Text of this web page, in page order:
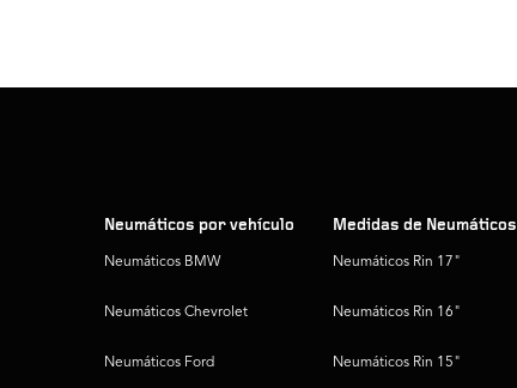
Neumáticos por vehículo
Neumáticos BMW
Neumáticos Chevrolet
Neumáticos Ford
Medidas de Neumáticos
Neumáticos Rin 17"
Neumáticos Rin 16"
Neumáticos Rin 15"